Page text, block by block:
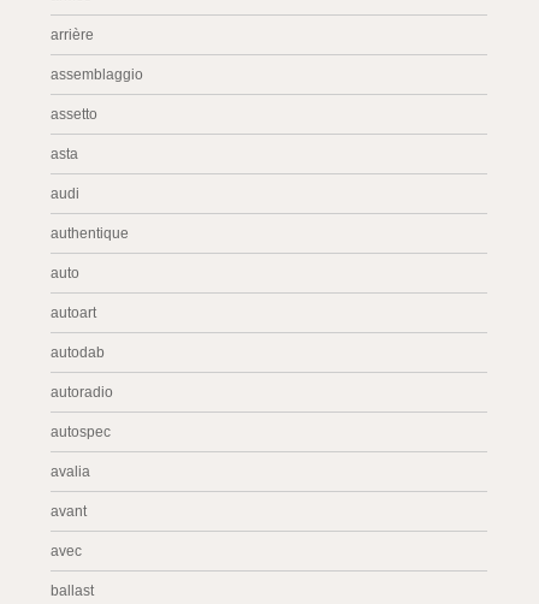
arrière
assemblaggio
assetto
asta
audi
authentique
auto
autoart
autodab
autoradio
autospec
avalia
avant
avec
ballast